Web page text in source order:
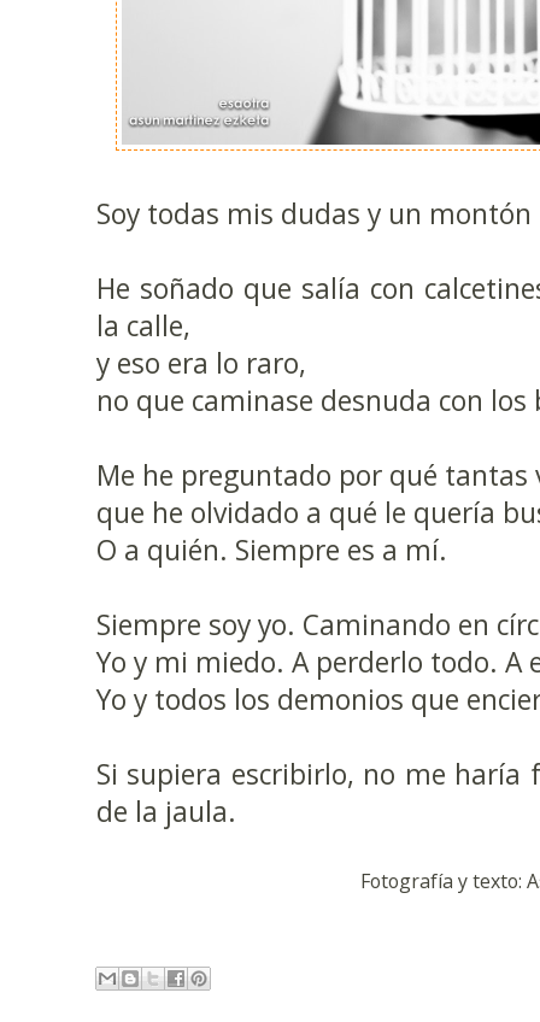
Soy todas mis dudas y un
He soñado que salía con
la calle,
y eso era lo raro,
no que caminase desnuda con
Me he preguntado por qué tantas
que he olvidado a qué le quería
O a quién. Siempre es a mí.
Siempre soy yo. Caminando en
Yo y mi miedo. A perderlo todo. A
Yo y todos los demonios que
Si supiera escribirlo, no me
de la jaula.
Fotografía y texto: